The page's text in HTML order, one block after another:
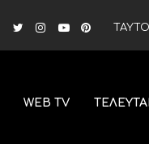
WEB TV